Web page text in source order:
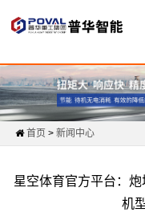
页
产
首页 > 新闻中心
星空体育官方平台：
机